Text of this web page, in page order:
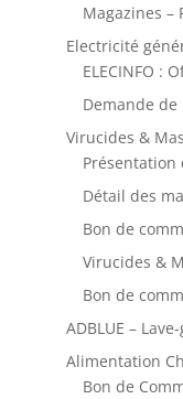
Magazines –
Electricité
ELECINFO :
Demande de
Virucides &
Détail des
Bon de
Virucides &
Bon de
ADBLUE –
Alimentation
Bon de